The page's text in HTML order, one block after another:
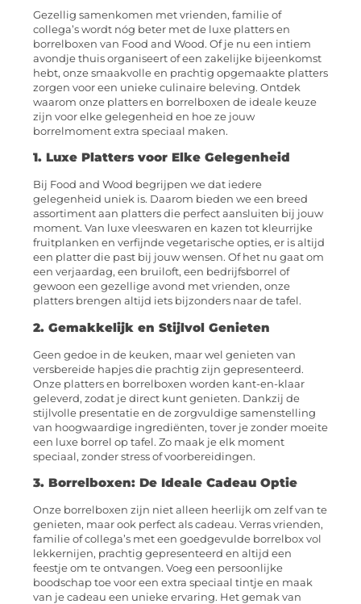
Gezellig samenkomen met vrienden, familie of
collega’s wordt nóg beter met de luxe platters en
borrelboxen van Food and Wood. Of je nu een intiem
avondje thuis organiseert of een zakelijke bijeenkomst
hebt, onze smaakvolle en prachtig opgemaakte platters
zorgen voor een unieke culinaire beleving. Ontdek
waarom onze platters en borrelboxen de ideale keuze
zijn voor elke gelegenheid en hoe ze jouw
borrelmoment extra speciaal maken.
1. Luxe Platters voor Elke Gelegenheid
Bij Food and Wood begrijpen we dat iedere
gelegenheid uniek is. Daarom bieden we een breed
assortiment aan platters die perfect aansluiten bij jouw
moment. Van luxe vleeswaren en kazen tot kleurrijke
fruitplanken en verfijnde vegetarische opties, er is altijd
een platter die past bij jouw wensen. Of het nu gaat om
een verjaardag, een bruiloft, een bedrijfsborrel of
gewoon een gezellige avond met vrienden, onze
platters brengen altijd iets bijzonders naar de tafel.
2. Gemakkelijk en Stijlvol Genieten
Geen gedoe in de keuken, maar wel genieten van
versbereide hapjes die prachtig zijn gepresenteerd.
Onze platters en borrelboxen worden kant-en-klaar
geleverd, zodat je direct kunt genieten. Dankzij de
stijlvolle presentatie en de zorgvuldige samenstelling
van hoogwaardige ingrediënten, tover je zonder moeite
een luxe borrel op tafel. Zo maak je elk moment
speciaal, zonder stress of voorbereidingen.
3. Borrelboxen: De Ideale Cadeau Optie
Onze borrelboxen zijn niet alleen heerlijk om zelf van te
genieten, maar ook perfect als cadeau. Verras vrienden,
familie of collega’s met een goedgevulde borrelbox vol
lekkernijen, prachtig gepresenteerd en altijd een
feestje om te ontvangen. Voeg een persoonlijke
boodschap toe voor een extra speciaal tintje en maak
van je cadeau een unieke ervaring. Het gemak van